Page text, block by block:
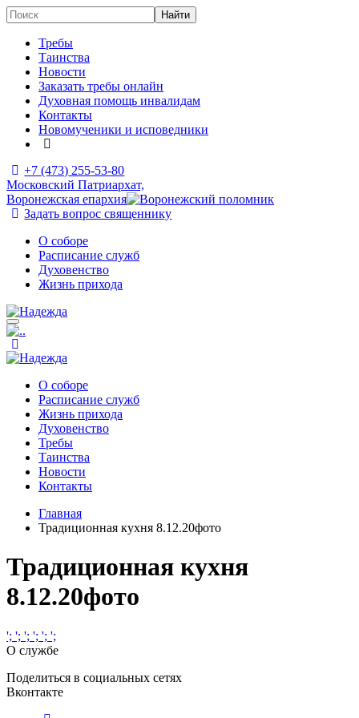
Требы
Таинства
Новости
Заказать требы онлайн
Духовная помощь инвалидам
Контакты
Новомученики и исповедники
+7 (473) 255-53-80
Московский Патриархат,
Воронежская епархия
Задать вопрос священнику
О соборе
Расписание служб
Духовенство
Жизнь прихода
О соборе
Расписание служб
Жизнь прихода
Духовенство
Требы
Таинства
Новости
Контакты
Главная
Традиционная кухня 8.12.20фото
Традиционная кухня
8.12.20фото
'; '; '; '; '; ';
О службе
Поделиться в социальных сетях
Вконтакте